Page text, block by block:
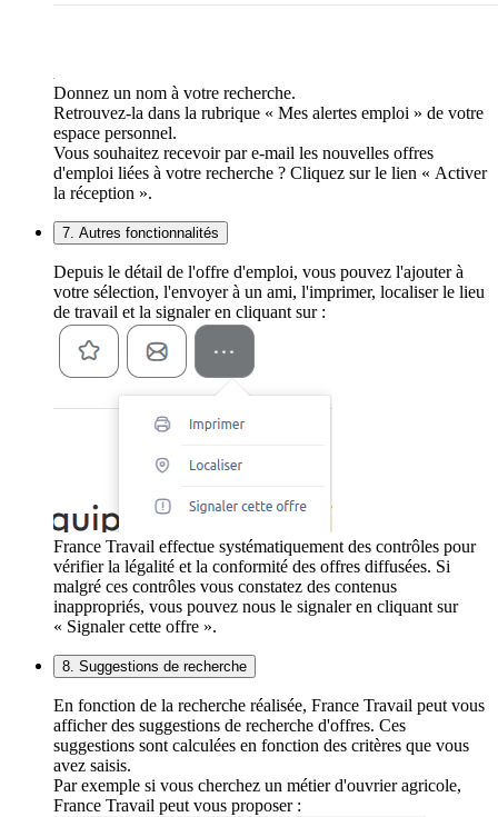
Donnez un nom à votre recherche.
Retrouvez-la dans la rubrique « Mes alertes emploi » de votre
espace personnel.
Vous souhaitez recevoir par e-mail les nouvelles offres
d'emploi liées à votre recherche ? Cliquez sur le lien « Activer
la réception ».
7. Autres fonctionnalités
Depuis le détail de l'offre d'emploi, vous pouvez l'ajouter à
votre sélection, l'envoyer à un ami, l'imprimer, localiser le lieu
de travail et la signaler en cliquant sur :
France Travail effectue systématiquement des contrôles pour
vérifier la légalité et la conformité des offres diffusées. Si
malgré ces contrôles vous constatez des contenus
inappropriés, vous pouvez nous le signaler en cliquant sur
« Signaler cette offre ».
8. Suggestions de recherche
En fonction de la recherche réalisée, France Travail peut vous
afficher des suggestions de recherche d'offres. Ces
suggestions sont calculées en fonction des critères que vous
avez saisis.
Par exemple si vous cherchez un métier d'ouvrier agricole,
France Travail peut vous proposer :